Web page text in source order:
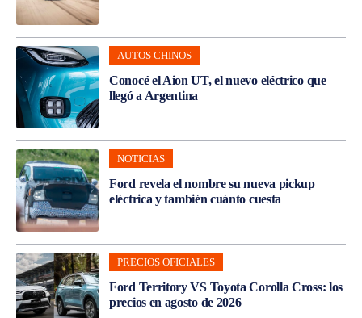
AUTOS CHINOS
Conocé el Aion UT, el nuevo eléctrico que
llegó a Argentina
NOTICIAS
Ford revela el nombre su nueva pickup
eléctrica y también cuánto cuesta
PRECIOS OFICIALES
Ford Territory VS Toyota Corolla Cross: los
precios en agosto de 2026